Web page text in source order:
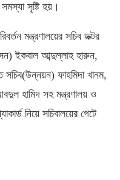
সৃষ্টি হয়।
মন্ত্রণালয়ের সচিব ডক্টর
) ইকবাল আব্দুল্লাহ হারুন,
সচিব(উন্নয়ন) ফাহমিদা খানম,
হামিদ সহ মন্ত্রণালয় ও
নিয়ে সচিবালয়ের গেটে